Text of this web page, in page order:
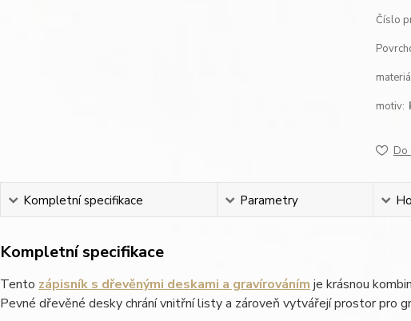
Číslo
motiv:
Do
Kompletní specifikace Parametry
Kompletní specifikace
Tento zápisník s dřevěnými deskami a gravírováním je krásnou
Pevné dřevěné desky chrání vnitřní listy a zároveň vytvářejí prostor pro